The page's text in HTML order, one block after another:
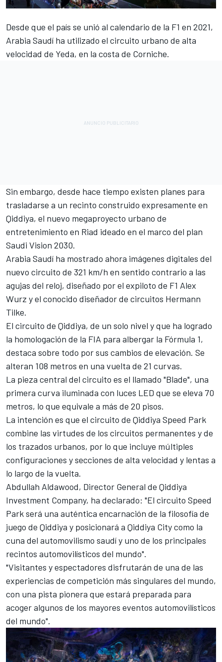
Desde que el país se unió al calendario de la F1 en 2021,
Arabia Saudí ha utilizado el circuito urbano de alta
velocidad de Yeda, en la costa de Corniche.
Sin embargo, desde hace tiempo existen planes para
trasladarse a un recinto construido expresamente en
Qiddiya, el nuevo megaproyecto urbano de
entretenimiento en Riad ideado en el marco del plan
Saudi Vision 2030.
Arabia Saudí ha mostrado ahora imágenes digitales del
nuevo circuito de 321 km/h en sentido contrario a las
agujas del reloj, diseñado por el expiloto de F1 Alex
Wurz y el conocido diseñador de circuitos Hermann
Tilke.
El circuito de Qiddiya, de un solo nivel y que ha logrado
la homologación de la FIA para albergar la Fórmula 1,
destaca sobre todo por sus cambios de elevación. Se
alteran 108 metros en una vuelta de 21 curvas.
La pieza central del circuito es el llamado "Blade", una
primera curva iluminada con luces LED que se eleva 70
metros, lo que equivale a más de 20 pisos.
La intención es que el circuito de Qiddiya Speed Park
combine las virtudes de los circuitos permanentes y de
los trazados urbanos, por lo que incluye múltiples
configuraciones y secciones de alta velocidad y lentas a
lo largo de la vuelta.
Abdullah Aldawood, Director General de Qiddiya
Investment Company, ha declarado: "El circuito Speed
Park será una auténtica encarnación de la filosofía de
juego de Qiddiya y posicionará a Qiddiya City como la
cuna del automovilismo saudí y uno de los principales
recintos automovilísticos del mundo".
"Visitantes y espectadores disfrutarán de una de las
experiencias de competición más singulares del mundo,
con una pista pionera que estará preparada para
acoger algunos de los mayores eventos automovilísticos
del mundo".